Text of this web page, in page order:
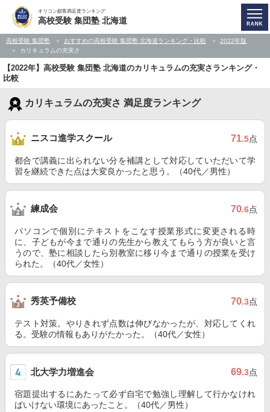
オリコン顧客満足度ランキング
高校受験 集団塾 北海道
高校受験 集団塾 おすすめの高校受験 集団塾 北海道ランキング・比較
2022年版
カリキュラムの充実さ
【2022年】高校受験 集団塾 北海道のカリキュラムの充実さランキング・
比較
カリキュラムの充実さ 満足度ランキング
ニスコ進学スクール 71.5点
都合で講義に出られない分を補講として対応していただいて学
習を継続できた点は大変良かったと思う。（40代／男性）
練成会 70.6点
パソコンで個別にテキストをこなす授業形式に変更される時
に、子どもが今まで通りの先生から教えてもらう方が良いと言
うので、塾に相談したら別教室に移り今まで通りの授業を受け
られた。（40代／女性）
秀英予備校 70.3点
テスト対策。やりきれず点数は伸びなかったが、対応してくれ
る。受験の情報もありがたかった。（40代／女性）
北大学力増進会 69.3点
宿題提出するにあたって必ず自宅で勉強し理解して行かなけれ
ばいけない環境にあったこと。（40代／男性）